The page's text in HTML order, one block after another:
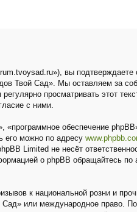
вы подтверждаете
Твой Сад». Мы оставляем за
просматривать этот
с ними.
обеспечение
его можно по адресу
Limited не несёт
о phpBB обращайтесь по
к национальной розни и
или международное право.